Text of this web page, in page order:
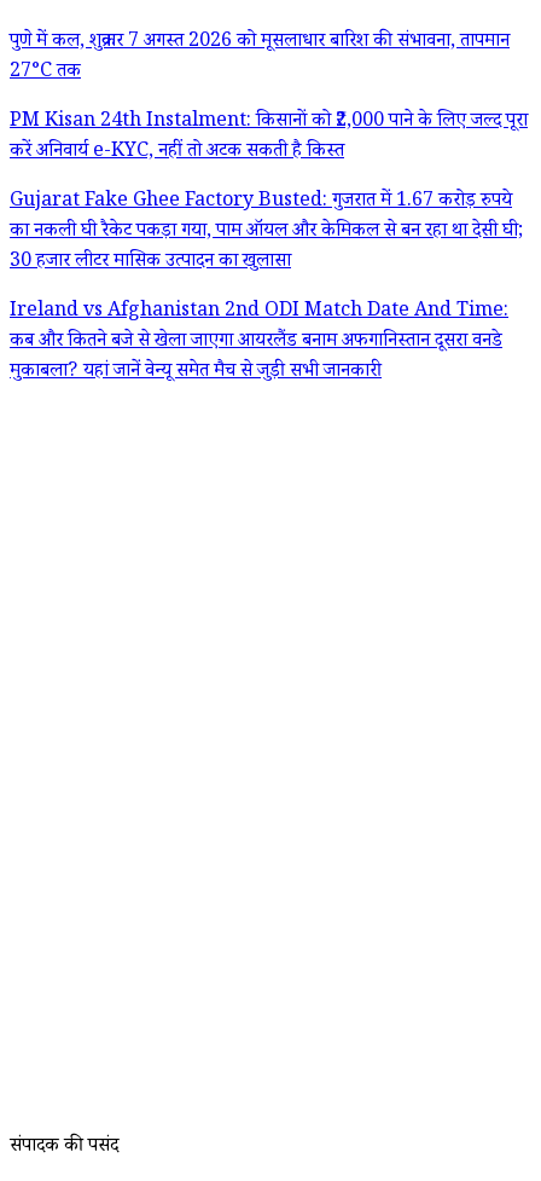
पुणे में कल, शुक्रवार 7 अगस्त 2026 को मूसलाधार बारिश की संभावना, तापमान
27°C तक
PM Kisan 24th Instalment: किसानों को ₹2,000 पाने के लिए जल्द पूरा
करें अनिवार्य e-KYC, नहीं तो अटक सकती है किस्त
Gujarat Fake Ghee Factory Busted: गुजरात में 1.67 करोड़ रुपये
का नकली घी रैकेट पकड़ा गया, पाम ऑयल और केमिकल से बन रहा था देसी घी;
30 हजार लीटर मासिक उत्पादन का खुलासा
Ireland vs Afghanistan 2nd ODI Match Date And Time:
कब और कितने बजे से खेला जाएगा आयरलैंड बनाम अफगानिस्तान दूसरा वनडे
मुकाबला? यहां जानें वेन्यू समेत मैच से जुड़ी सभी जानकारी
संपादक की पसंद